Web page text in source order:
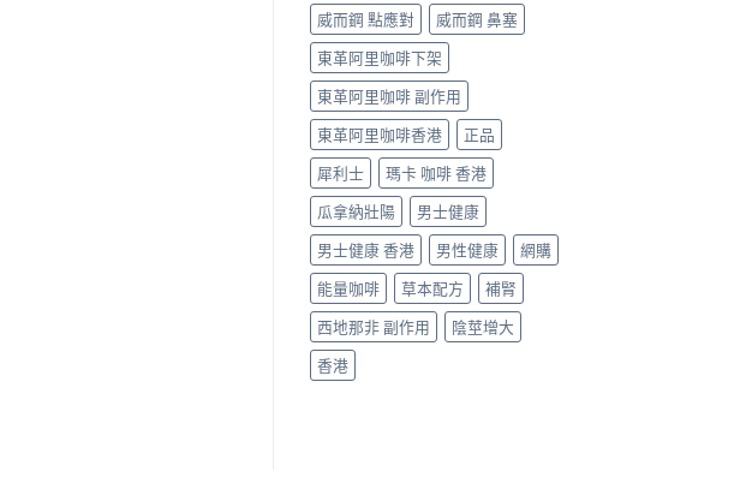
威而鋼 點應對
威而鋼 鼻塞
東革阿里咖啡下架
東革阿里咖啡 副作用
東革阿里咖啡香港
正品
犀利士
瑪卡 咖啡 香港
瓜拿納壯陽
男士健康
男士健康 香港
男性健康
網購
能量咖啡
草本配方
補腎
西地那非 副作用
陰莖增大
香港